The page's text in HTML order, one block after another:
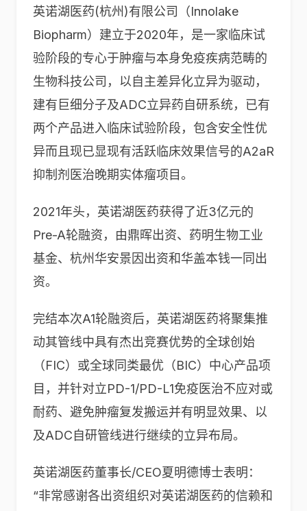
英诺湖医药(杭州)有限公司（Innolake
Biopharm）建立于2020年，是一家临床试
验阶段的专心于肿瘤与本身免疫疾病范畴的
生物科技公司，以自主差异化立异为驱动，
建有巨细分子及ADC立异药自研系统，已有
两个产品进入临床试验阶段，包含安全性优
异而且现已显现有活跃临床效果信号的A2aR
抑制剂医治晚期实体瘤项目。
2021年头，英诺湖医药获得了近3亿元的
Pre-A轮融资，由鼎晖出资、药明生物工业
基金、杭州华安景因出资和华盖本钱一同出
资。
完结本次A1轮融资后，英诺湖医药将聚集推
动其管线中具有杰出竞赛优势的全球创始
（FIC）或全球同类最优（BIC）中心产品项
目，并针对立PD-1/PD-L1免疫医治不应对或
耐药、避免肿瘤复发搬运并有明显效果、以
及ADC自研管线进行继续的立异布局。
英诺湖医药董事长/CEO夏明德博士表明：
“非常感谢各出资组织对英诺湖医药的信赖和